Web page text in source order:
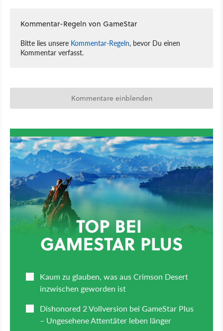
Kommentar-Regeln von GameStar
Bitte lies unsere Kommentar-Regeln, bevor Du einen
Kommentar verfasst.
Kommentare einblenden